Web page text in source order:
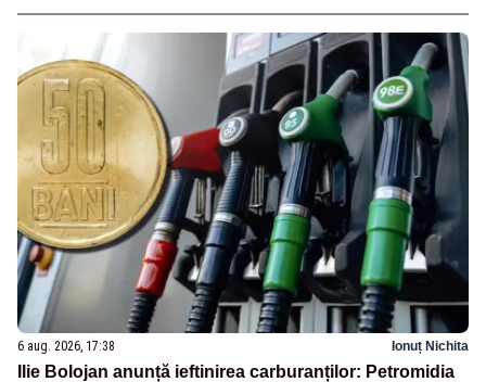
6 aug. 2026, 17:38 Ionuț Nichita
Ilie Bolojan anunță ieftinirea carburanților: Petromidia